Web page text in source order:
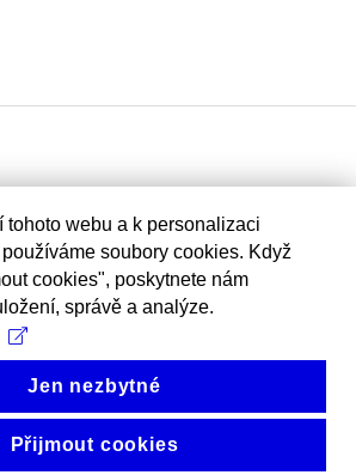
tohoto webu a k personalizaci
soubory cookies. Když
cookies", poskytnete nám
správě a analýze.
Jen nezbytné
Přijmout cookies